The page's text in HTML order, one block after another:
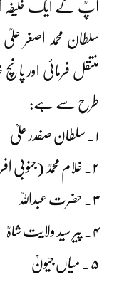
آپؒ کے ایک خلیفہ
سلطان محمد اصغر
منتقل فرمائی اور
طرح سے ہے:
۱۔ سلطان صفدر علیؒ
۲۔ غلام محمدؒ (جنوبی افریقہ)
۳۔ حضرت عبداللہؒ
۴۔ پیر سید ولایت شاہؒ
۵۔ میاں جیونؒ